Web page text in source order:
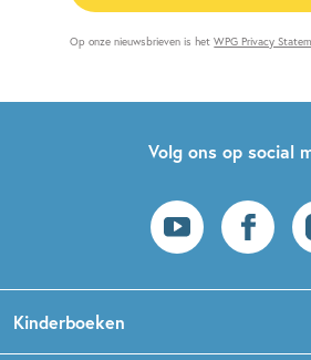
Op onze nieuwsbrieven is hetWPG Privacy
Volg ons op social
Kinderboeken